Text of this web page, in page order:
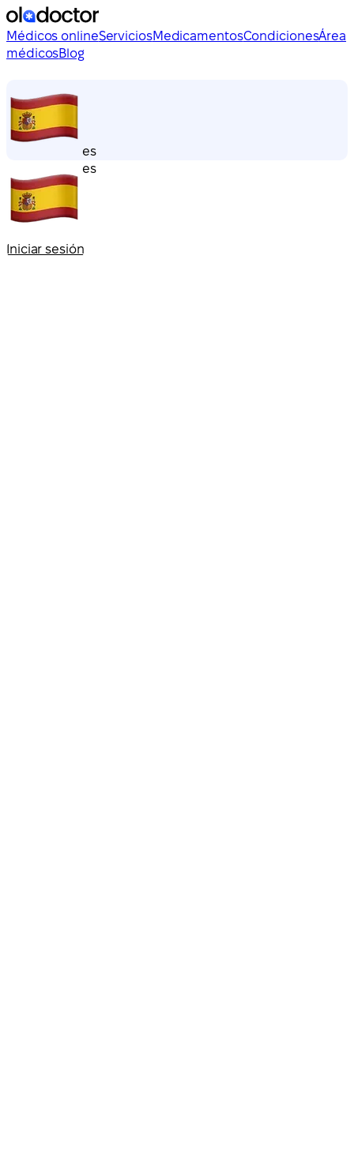
Médicos onlineServiciosMedicamentosCondicionesÁrea
médicosBlog
es
es
Iniciar sesión